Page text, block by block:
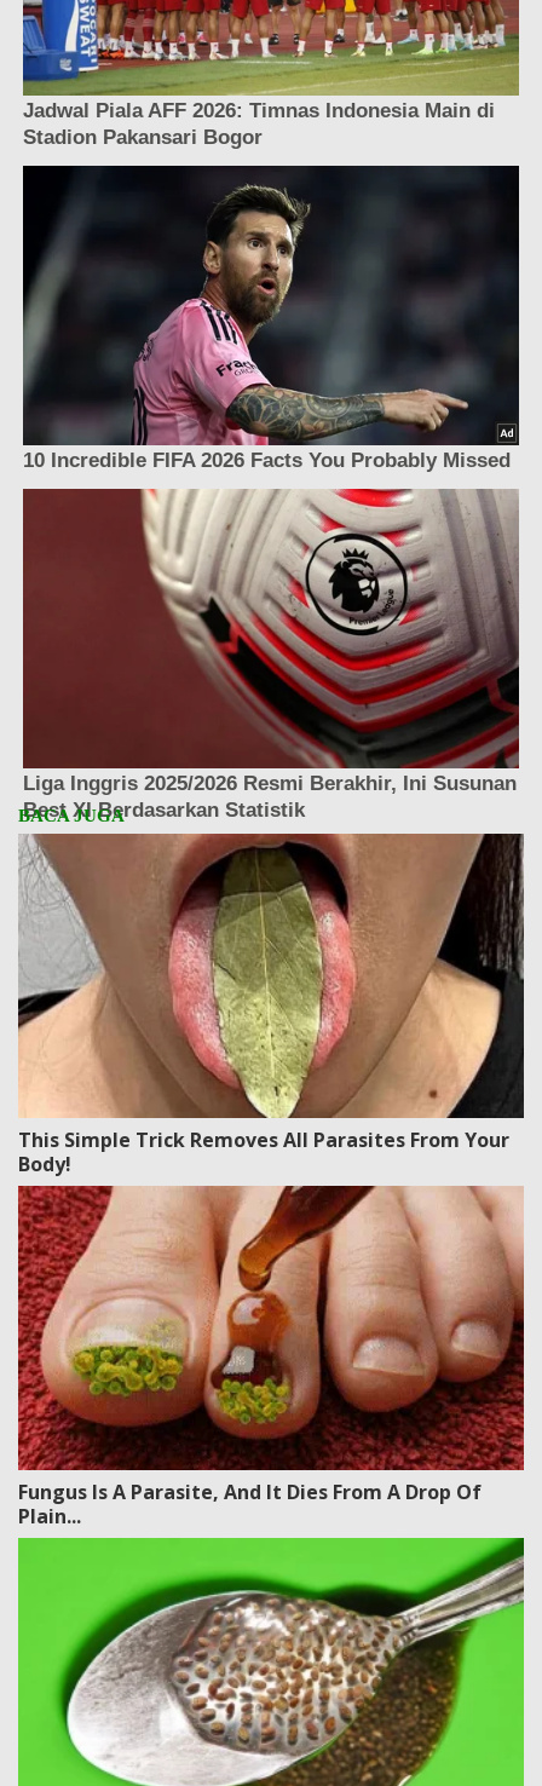
This Simple Trick Removes All Parasites From Your
Body!
Fungus Is A Parasite, And It Dies From A Drop Of
Plain...